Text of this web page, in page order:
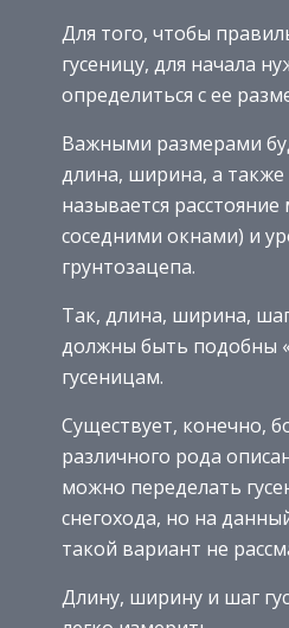
Для того, чтобы
гусеницу, для начала
определиться с ее
Важными размерами
длина, ширина, а
называется
соседними окнами) и
грунтозацепа.
Так, длина, ширина,
должны быть подобны
гусеницам.
Существует, конечно,
различного рода
можно переделать
снегохода, но на
такой вариант не
Длину, ширину и шаг